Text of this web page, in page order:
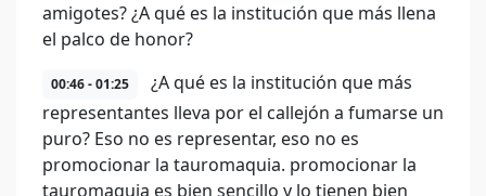
amigotes? ¿A qué es la institución que más llena
el palco de honor?
00:46 - 01:25
¿A qué es la institución que más
representantes lleva por el callejón a fumarse un
puro? Eso no es representar, eso no es
promocionar la tauromaquia. promocionar la
tauromaquia es bien sencillo y lo tienen bien